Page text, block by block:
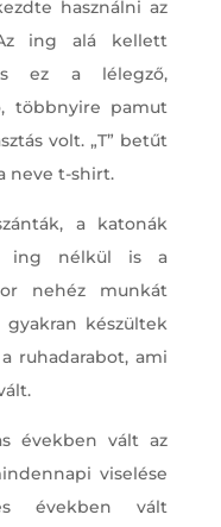
használni az
ing alá kellett
ez a lélegző,
többnyire pamut
volt. „T” betűt
neve t-shirt.
a katonák
ing nélkül is a
nehéz munkát
készültek
ruhadarabot, ami
években vált az
viselése
években vált